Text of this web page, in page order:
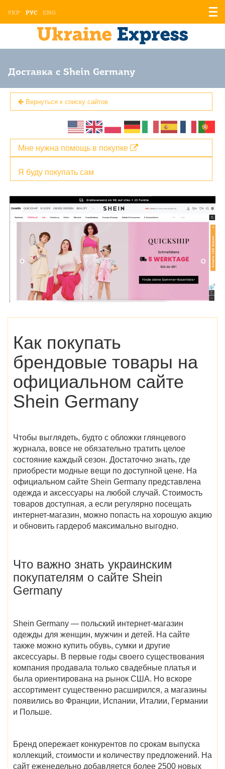
УКР РУС ENG
Доставка с Shein Germany
Вернуться к списку сайтов
Я буду покупать сам
Мне нужна помощь в покупке
Как покупать
брендовые товары на
официальном сайте
Shein Germany
Чтобы выглядеть, будто с обложки глянцевого
журнала, вовсе не обязательно тратить целое
состояние каждый сезон. Достаточно знать, где
приобрести модные вещи по доступной цене. На
официальном сайте Shein Germany представлена
одежда и аксессуары на любой случай. Стоимость
товаров доступная, а если регулярно посещать
интернет-магазин, можно попасть на хорошую акцию
и обновить гардероб максимально выгодно.
Что важно знать украинским
покупателям о сайте Shein
Germany
Shein Germany — польский интернет-магазин
одежды для женщин, мужчин и детей. На сайте
также можно купить обувь, сумки и другие
аксессуары. В первые годы своего существования
компания продавала только свадебные платья и
была ориентирована на рынок США. Но вскоре
ассортимент существенно расширился, а магазины
появились во Франции, Испании, Италии, Германии
и Польше.
Бренд опережает конкурентов по срокам выпуска
коллекций, стоимости и количеству предложений. На
сайт еженедельно добавляется более 2500 новых